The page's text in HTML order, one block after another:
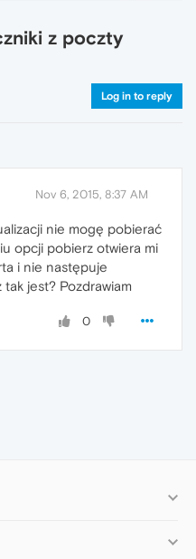
z poczty
Log in to reply
Nov 6, 2015, 8:37 AM
nie mogę pobierać
opcji pobierz otwiera mi
i nie następuje
jest? Pozdrawiam
0